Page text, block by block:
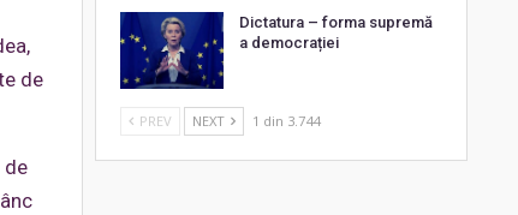
de
de
Dictatura – forma supremă
a democrației
PREV NEXT 1 din 3.744